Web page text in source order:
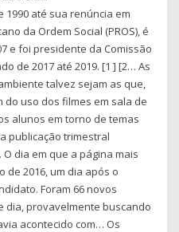
1990 até sua renúncia em
da Ordem Social (PROS), é
e foi presidente da Comissão
de 2017 até 2019. [1 ] [2… As
talvez sejam as que,
do uso dos filmes em sala de
alunos em torno de temas
publicação trimestral
dia em que a página mais
de 2016, um dia após o
Foram 66 novos
dia, provavelmente buscando
acontecido com… Os